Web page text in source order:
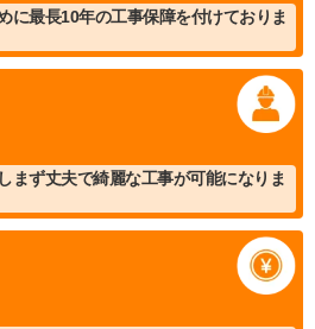
に最長10年の工事保障を付けておりま
まず丈夫で綺麗な工事が可能になりま